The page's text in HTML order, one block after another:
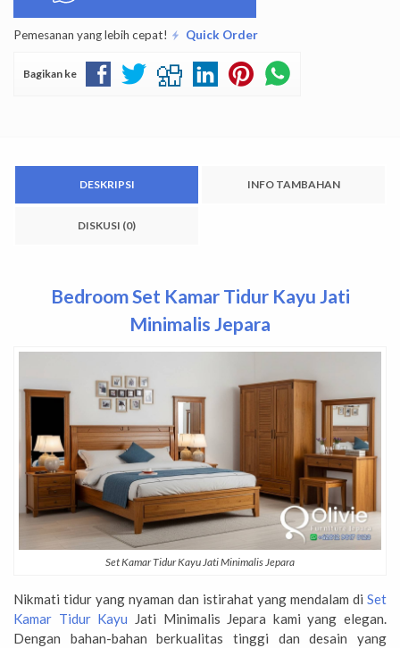
Pemesanan yang lebih cepat! Quick Order
Bagikan ke
DESKRIPSI INFO TAMBAHAN
DISKUSI (0)
Bedroom Set Kamar Tidur Kayu Jati
Minimalis Jepara
Set Kamar Tidur Kayu Jati Minimalis Jepara
Nikmati tidur yang nyaman dan istirahat yang mendalam di Set
Kamar Tidur Kayu Jati Minimalis Jepara kami yang elegan.
Dengan bahan-bahan berkualitas tinggi dan desain yang